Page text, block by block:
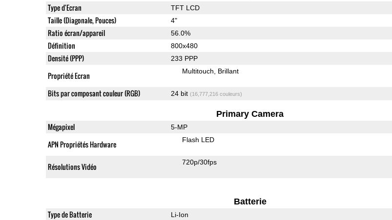
Type d'Ecran TFT LCD
Taille (Diagonale, Pouces) 4"
Ratio écran/appareil 56.0%
Définition 800x480
Densité (PPP) 233 PPP
Propriété Ecran Multitouch Brillant
Bits par composant couleur (RGB) 24 bit (16,777,216 couleurs)
Primary Camera
Mégapixel 5-MP
APN Propriétés Hardware Flash LED
Résolutions Vidéo 720p/30fps
Batterie
Type de Batterie Li-Ion